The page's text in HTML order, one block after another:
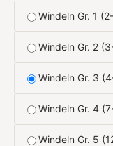
Windeln Gr. 1
Windeln Gr. 2
Windeln Gr. 3
Windeln Gr. 4
Windeln Gr. 5